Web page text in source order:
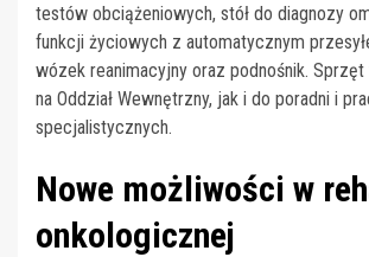
testów obciążeniowych, stół do diagnozy
funkcji życiowych z automatycznym
wózek reanimacyjny oraz podnośnik.
na Oddział Wewnętrzny, jak i do poradni i
specjalistycznych.
Nowe możliwości w
onkologicznej